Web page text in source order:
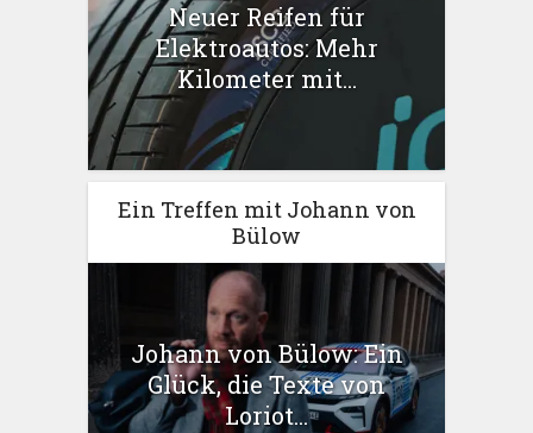
Neuer Reifen für
Elektroautos: Mehr
Kilometer mit...
Ein Treffen mit Johann von
Bülow
Johann von Bülow: Ein
Glück, die Texte von
Loriot...